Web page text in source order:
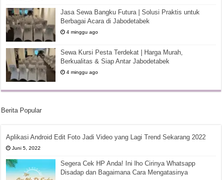
Jasa Sewa Bangku Futura | Solusi Praktis untuk
Berbagai Acara di Jabodetabek
4 minggu ago
Sewa Kursi Pesta Terdekat | Harga Murah,
Berkualitas & Siap Antar Jabodetabek
4 minggu ago
Berita Popular
Aplikasi Android Edit Foto Jadi Video yang Lagi Trend Sekarang 2022
Juni 5, 2022
Segera Cek HP Anda! Ini lho Cirinya Whatsapp
Disadap dan Bagaimana Cara Mengatasinya